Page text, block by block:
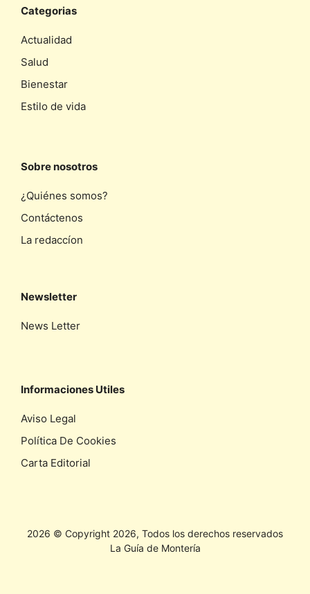
Categorias
Actualidad
Salud
Bienestar
Estilo de vida
Sobre nosotros
¿Quiénes somos?
Contáctenos
La redaccíon
Newsletter
News Letter
Informaciones Utiles
Aviso Legal
Política De Cookies
Carta Editorial
2026 © Copyright 2026, Todos los derechos reservados
La Guía de Montería